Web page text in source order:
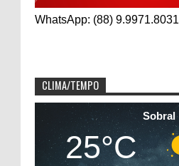
WhatsApp: (88) 9.9971.8031
CLIMA/TEMPO
Sobral
25°C